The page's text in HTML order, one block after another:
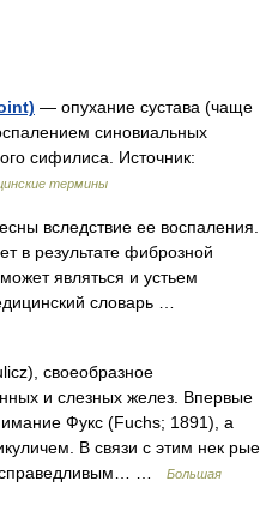
— опухание сустава (чаще
синовиальных
сифилиса. Источник:
термины
вследствие ее воспаления.
в результате фиброзной
являться и устьем
словарь …
своеобразное
и слезных желез. Впервые
Фукс (Fuchs; 1891), а
В связи с этим нек рые
справедливым… …
Большая